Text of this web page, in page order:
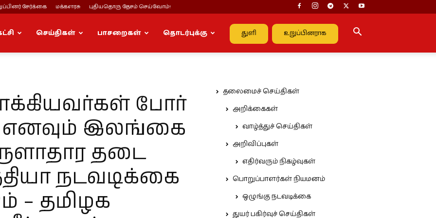
சேர்க்கை மக்களரசு புதியதொரு தேசம் செய்வோம்!
துளி உறுப்பினராக
செய்திகள் பாசறைகள் தொடர்புக்கு
போர்
எனவும் இலங்கை
தடை
நடவடிக்கை
– தமிழக
தலைமைச் செய்திகள்
அறிக்கைகள்
வாழ்த்துச் செய்திகள்
அறிவிப்புகள்
எதிர்வரும் நிகழ்வுகள்
பொறுப்பாளர்கள் நியமனம்
ஒழுங்கு நடவடிக்கை
துயர் பகிர்வுச் செய்திகள்